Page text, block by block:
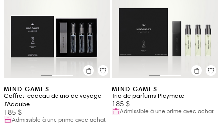
MIND GAMES
Coffret-cadeau de trio de voyage
J’Adoube
185 $
Admissible à une prime avec achat
MIND GAMES
Trio de parfums Playmate
185 $
Admissible à une prime avec achat